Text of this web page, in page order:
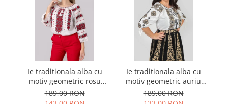
Ie traditionala alba cu
motiv geometric rosu
Ernestina 03
189,00 RON
Ie traditionala alba cu
motiv geometric auriu
Hermina 01
189,00 RON